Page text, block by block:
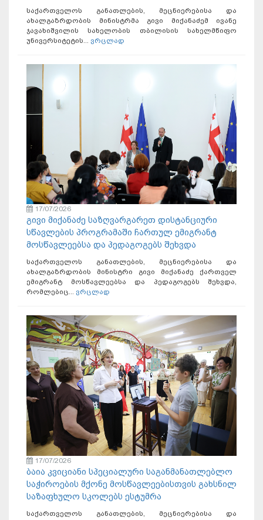
საქართველოს განათლების, მეცნიერებისა და
ახალგაზრდობის მინისტრმა გივი მიქანაძემ ივანე
ჯავახიშვილის სახელობის თბილისის სახელმწიფო
უნივერსიტეტის... ვრცლად
17/07/2026
გივი მიქანაძე საზღვარგარეთ დისტანციური
სწავლების პროგრამაში ჩართულ ემიგრანტ
მოსწავლეებსა და პედაგოგებს შეხვდა
საქართველოს განათლების, მეცნიერებისა და
ახალგაზრდობის მინისტრი გივი მიქანაძე ქართველ
ემიგრანტ მოსწავლეებსა და პედაგოგებს შეხვდა,
რომლებიც... ვრცლად
17/07/2026
ბაია კვიციანი სპეციალური საგანმანათლებლო
საჭიროების მქონე მოსწავლეებისთვის გახსნილ
საზაფხულო სკოლებს ესტუმრა
საქართველოს განათლების, მეცნიერებისა და